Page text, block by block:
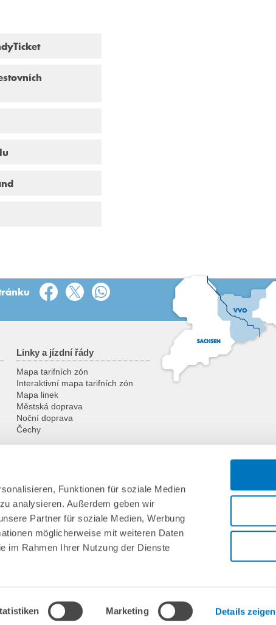
Funktionen für soziale Medien
analysieren. Außerdem geben wir
Partner für soziale Medien, Werbung
möglicherweise mit weiteren Daten
im Rahmen Ihrer Nutzung der Dienste
Marketing Details zeigen
Linky a jízdní řády
Mapa tarifních zón
Interaktivní mapa tarifních zón
Mapa linek
Městská doprava
Noční doprava
Čechy
Kontakt
Portrét
Dopravní podnik
Tým VVO
VVO na internetu